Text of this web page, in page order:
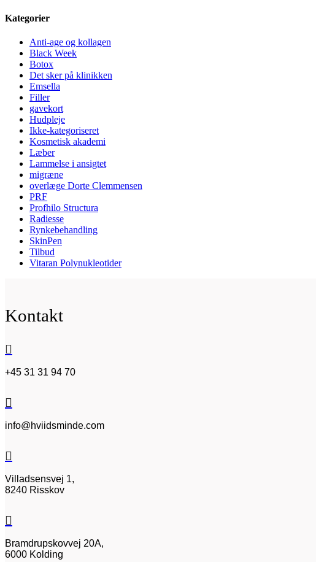
Kategorier
Anti-age og kollagen
Black Week
Botox
Det sker på klinikken
Emsella
Filler
gavekort
Hudpleje
Ikke-kategoriseret
Kosmetisk akademi
Læber
Lammelse i ansigtet
migræne
overlæge Dorte Clemmensen
PRF
Profhilo Structura
Radiesse
Rynkebehandling
SkinPen
Tilbud
Vitaran Polynukleotider
Kontakt

+45 31 31 94 70

info@hviidsminde.com

Villadsensvej 1,
8240 Risskov

Bramdrupskovvej 20A,
6000 Kolding